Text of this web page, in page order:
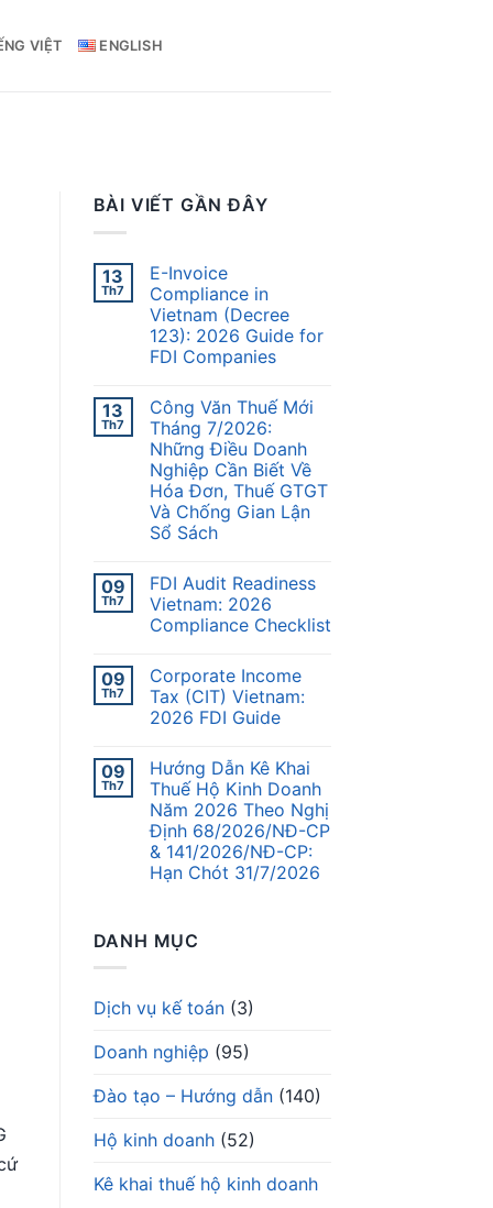
VIỆT ENGLISH
BÀI VIẾT GẦN ĐÂY
13
Th7
E-Invoice
Compliance in
Vietnam (Decree
123): 2026 Guide for
FDI Companies
13
Th7
Công Văn Thuế Mới
Tháng 7/2026:
Những Điều Doanh
Nghiệp Cần Biết Về
Hóa Đơn, Thuế GTGT
Và Chống Gian Lận
Sổ Sách
09
Th7
FDI Audit Readiness
Vietnam: 2026
Compliance Checklist
09
Th7
Corporate Income
Tax (CIT) Vietnam:
2026 FDI Guide
09
Th7
Hướng Dẫn Kê Khai
Thuế Hộ Kinh Doanh
Năm 2026 Theo Nghị
Định 68/2026/NĐ-CP
& 141/2026/NĐ-CP:
Hạn Chót 31/7/2026
DANH MỤC
Dịch vụ kế toán(3)
Doanh nghiệp (95)
Đào tạo – Hướng dẫn(140)
Hộ kinh doanh(52)
Kê khai thuế hộ kinh doanh